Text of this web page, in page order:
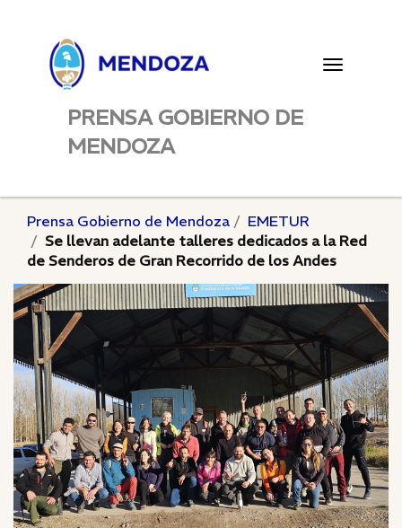
Toggle
PRENSA GOBIERNO DE
MENDOZA
Prensa Gobierno de Mendoza
EMETUR
Se llevan adelante talleres dedicados a la Red
de Senderos de Gran Recorrido de los Andes